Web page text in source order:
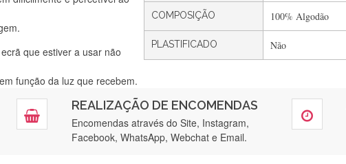
que estiver a usar não
função da luz que recebem.
COMPOSIÇÃO 100% Algodão
PLASTIFICADO Não
REALIZAÇÃO DE ENCOMENDAS
Encomendas através do Site, Instagram,
Facebook, WhatsApp, Webchat e Email.
Silvia André
Gostei ,Serviço bastante rápido. recomendo
Filipa Freire
5*. Hoje chegará a segunda encomenda feita de muitas certamente❤️